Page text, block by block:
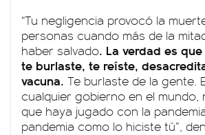
“Tu negligencia provocó la
personas cuando más de la
haber salvado. La verdad es
te burlaste, te reíste,
vacuna. Te burlaste de la gente.
cualquier gobierno en el mundo,
que haya jugado con la
pandemia como lo hiciste tú”,